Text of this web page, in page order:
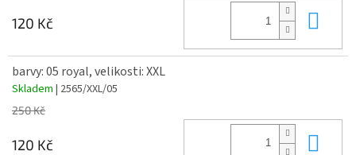
120 Kč
barvy: 05 royal, velikosti: XXL
Skladem | 2565/XXL/05
250 Kč
120 Kč